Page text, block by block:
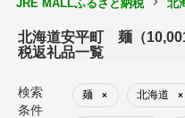
JRE MALLふるさと納税 北
北海道安平町 麺（
税返礼品一覧
検索
条件
麺 × 北海道 ×